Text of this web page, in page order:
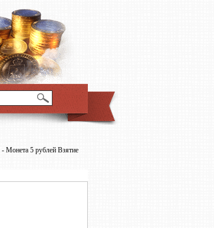
- Монета 5 рублей Взятие